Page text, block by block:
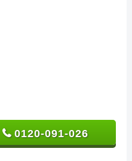
0120-091-026